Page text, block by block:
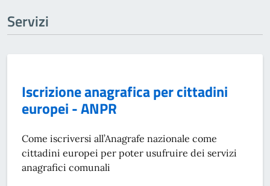
Servizi
Iscrizione anagrafica per cittadini
europei - ANPR
Come iscriversi all’Anagrafe nazionale come
cittadini europei per poter usufruire dei servizi
anagrafici comunali